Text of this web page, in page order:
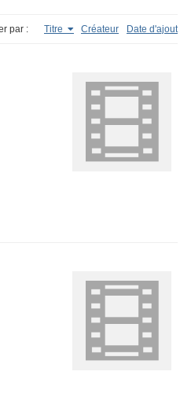
par : Titre Créateur Date d'ajout